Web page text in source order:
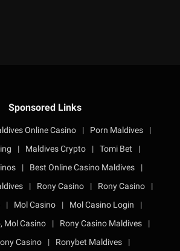
Sponsored Links
Online Casino | Porn Maldives
|
| Maldives Crypto | Tomi Bet
|
| Best Online Casino Maldives
|
| Rony Casino | Rony Casino
|
| Mol Casino | Mol Casino Login
|
Mol Casino
| Rony Casino Maldives
|
Casino
| Ronybet Maldives |